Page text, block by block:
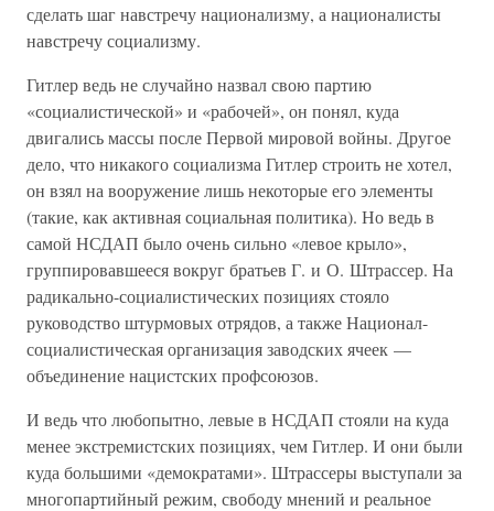
сделать шаг навстречу национализму, а националисты
навстречу социализму.
Гитлер ведь не случайно назвал свою партию
«социалистической» и «рабочей», он понял, куда
двигались массы после Первой мировой войны. Другое
дело, что никакого социализма Гитлер строить не хотел,
он взял на вооружение лишь некоторые его элементы
(такие, как активная социальная политика). Но ведь в
самой НСДАП было очень сильно «левое крыло»,
группировавшееся вокруг братьев Г. и О. Штрассер. На
радикально-социалистических позициях стояло
руководство штурмовых отрядов, а также Национал-
социалистическая организация заводских ячеек —
объединение нацистских профсоюзов.
И ведь что любопытно, левые в НСДАП стояли на куда
менее экстремистских позициях, чем Гитлер. И они были
куда большими «демократами». Штрассеры выступали за
многопартийный режим, свободу мнений и реальное